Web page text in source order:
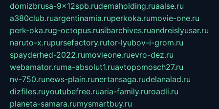
domizbrusa-9x12spb.rudemaholding.ruaalse.ru
a380club.ruargentinamia.ruperkoka.rumovie-one.ru
perk-oka.rug-octopus.rusibarchives.ruandreislyusar.ru
naruto-x.rupursefactory.rutor-lyubov-i-grom.ru
spayderhed-2022.rumovieone.ruevro-dez.ru
webamator.ruma-absolut1.ruavtopomosch27.ru
nv-750.runews-plain.runertansaga.rudelanalad.ru
dizfiles.ruyoutubefree.ruaria-family.ruroadli.ru
planeta-samara.rumysmartbuy.ru